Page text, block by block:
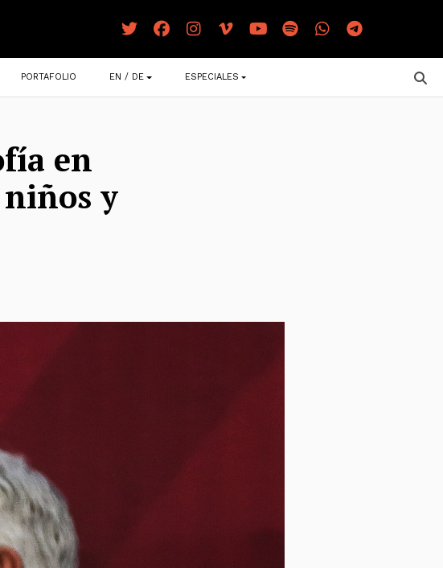
PORTAFOLIO EN / DE ESPECIALES
en
y